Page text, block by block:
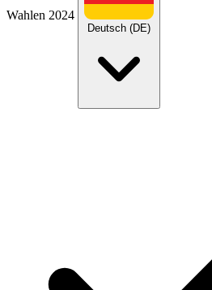
Wahlen 2024
Deutsch (DE)